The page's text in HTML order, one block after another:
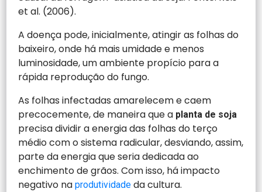
et al. (2006).
A doença pode, inicialmente, atingir as folhas do
baixeiro, onde há mais umidade e menos
luminosidade, um ambiente propício para a
rápida reprodução do fungo.
As folhas infectadas amarelecem e caem
precocemente, de maneira que a planta de soja
precisa dividir a energia das folhas do terço
médio com o sistema radicular, desviando, assim,
parte da energia que seria dedicada ao
enchimento de grãos. Com isso, há impacto
negativo naprodutividade da cultura.